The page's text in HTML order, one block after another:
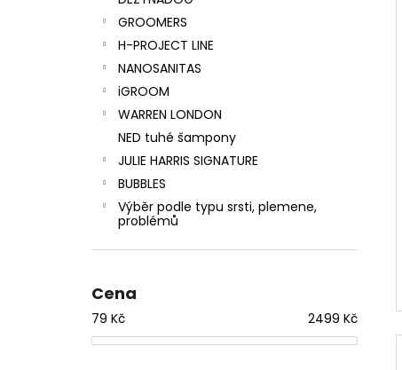
GROOMERS
H-PROJECT LINE
NANOSANITAS
iGROOM
WARREN LONDON
NED tuhé šampony
JULIE HARRIS SIGNATURE
BUBBLES
Výběr podle typu srsti, plemene,
problémů
Cena
79 Kč 2499 Kč
SHAMPOO
275 Kč